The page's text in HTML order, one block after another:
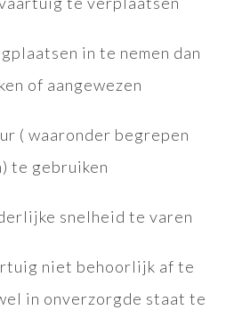
in te nemen dan
of aangewezen
( waaronder begrepen
te gebruiken
snelheid te varen
niet behoorlijk af te
in onverzorgde staat te